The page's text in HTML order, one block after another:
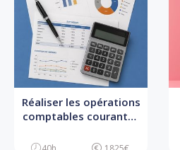
Réaliser les opérations
comptables courantes